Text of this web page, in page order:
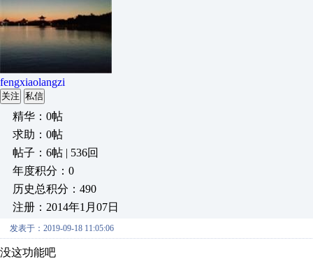
fengxiaolangzi
关注 私信
精华：0帖
求助：0帖
帖子：6帖 | 536回
年度积分：0
历史总积分：490
注册：2014年1月07日
发表于：2019-09-18 11:05:06
没这功能吧